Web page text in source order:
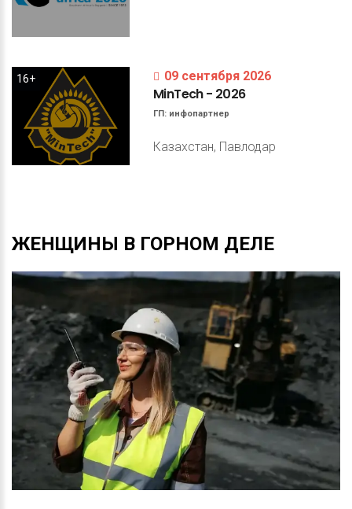
16+ 09 сентября 2026
MinTech- 2026
ГП: инфопартнер
Казахстан, Павлодар
ЖЕНЩИНЫ В ГОРНОМ ДЕЛЕ